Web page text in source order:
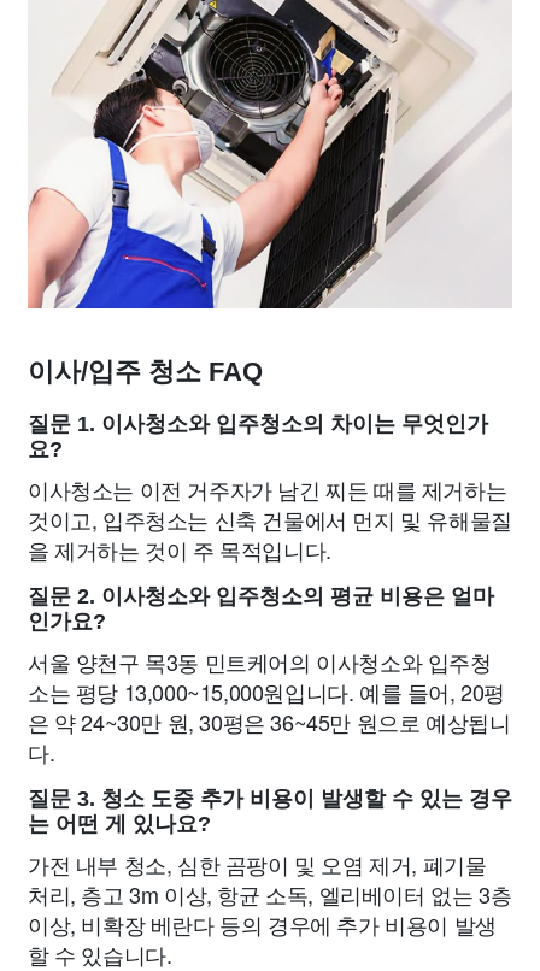
이사/입주 청소 FAQ
질문 1. 이사청소와 입주청소의 차이는 무엇인가
요?
이사청소는 이전 거주자가 남긴 찌든 때를 제거하는
것이고, 입주청소는 신축 건물에서 먼지 및 유해물질
을 제거하는 것이 주 목적입니다.
질문 2. 이사청소와 입주청소의 평균 비용은 얼마
인가요?
서울 양천구 목3동 민트케어의 이사청소와 입주청
소는 평당 13,000~15,000원입니다. 예를 들어, 20평
은 약 24~30만 원, 30평은 36~45만 원으로 예상됩니
다.
질문 3. 청소 도중 추가 비용이 발생할 수 있는 경우
는 어떤 게 있나요?
가전 내부 청소, 심한 곰팡이 및 오염 제거, 폐기물
처리, 층고 3m 이상, 항균 소독, 엘리베이터 없는 3층
이상, 비확장 베란다 등의 경우에 추가 비용이 발생
할 수 있습니다.